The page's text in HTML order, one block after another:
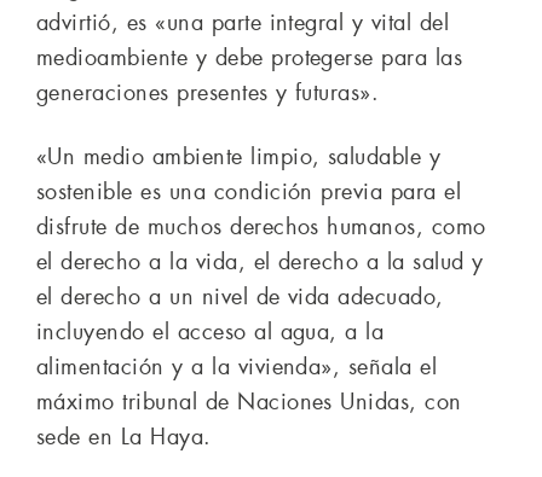
advirtió, es «una parte integral y vital del
medioambiente y debe protegerse para las
generaciones presentes y futuras».
«Un medio ambiente limpio, saludable y
sostenible es una condición previa para el
disfrute de muchos derechos humanos, como
el derecho a la vida, el derecho a la salud y
el derecho a un nivel de vida adecuado,
incluyendo el acceso al agua, a la
alimentación y a la vivienda», señala el
máximo tribunal de Naciones Unidas, con
sede en La Haya.